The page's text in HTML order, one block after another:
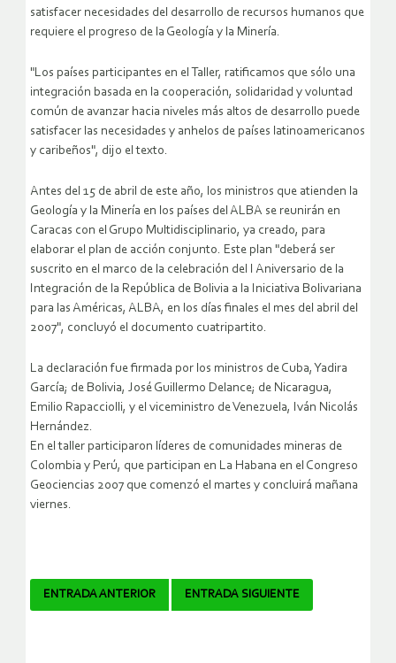
satisfacer necesidades del desarrollo de recursos humanos que
requiere el progreso de la Geología y la Minería.
"Los países participantes en el Taller, ratificamos que sólo una
integración basada en la cooperación, solidaridad y voluntad
común de avanzar hacia niveles más altos de desarrollo puede
satisfacer las necesidades y anhelos de países latinoamericanos
y caribeños", dijo el texto.
Antes del 15 de abril de este año, los ministros que atienden la
Geología y la Minería en los países del ALBA se reunirán en
Caracas con el Grupo Multidisciplinario, ya creado, para
elaborar el plan de acción conjunto. Este plan "deberá ser
suscrito en el marco de la celebración del I Aniversario de la
Integración de la República de Bolivia a la Iniciativa Bolivariana
para las Américas, ALBA, en los días finales el mes del abril del
2007", concluyó el documento cuatripartito.
La declaración fue firmada por los ministros de Cuba, Yadira
García; de Bolivia, José Guillermo Delance; de Nicaragua,
Emilio Rapacciolli, y el viceministro de Venezuela, Iván Nicolás
Hernández.
En el taller participaron líderes de comunidades mineras de
Colombia y Perú, que participan en La Habana en el Congreso
Geociencias 2007 que comenzó el martes y concluirá mañana
viernes.
Navegador
ENTRADA ANTERIOR ENTRADA SIGUIENTE